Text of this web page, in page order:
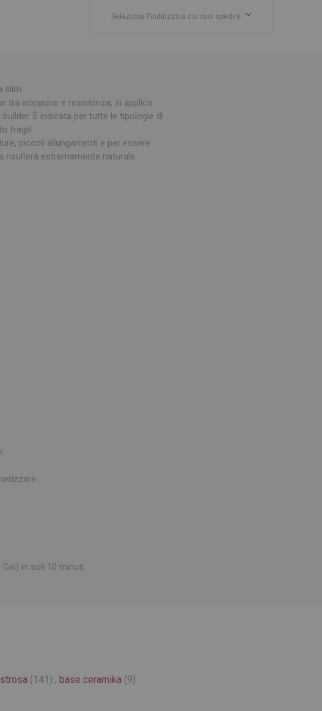
Seleziona l'indirizzo a cui vuoi spedire
slim.
tra adesione e resistenza, si applica
È indicata per tutte le tipologie di
fragili.
piccoli allungamenti e per essere
risulterà estremamente naturale.
in soli 10 minuti.
(141) , base ceramika (9)